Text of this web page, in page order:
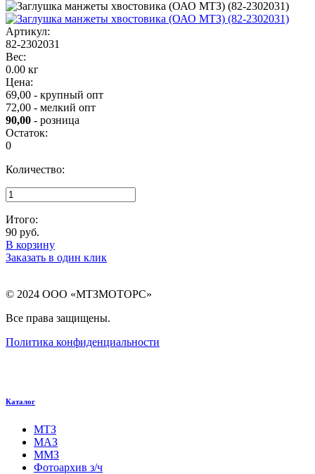
Артикул:
82-2302031
Вес:
0.00 кг
Цена:
69,00 - крупный опт
72,00 - мелкий опт
90,00 - розница
Остаток:
0
Количество:
Итого:
90 руб.
В корзину
Заказать в один клик
© 2024 ООО «МТЗМОТОРС»
Все права защищены.
Политика конфиденциальности
Каталог
МТЗ
МАЗ
ММЗ
Фотоархив з/ч